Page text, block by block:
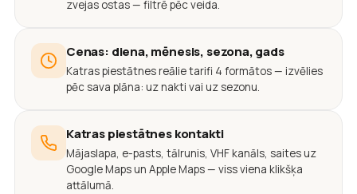
zvejas ostas — filtrē pēc veida.
Cenas: diena, mēnesis, sezona, gads
Katras piestātnes reālie tarifi 4 formātos — izvēlies
pēc sava plāna: uz nakti vai uz sezonu.
Katras piestātnes kontakti
Mājaslapa, e-pasts, tālrunis, VHF kanāls, saites uz
Google Maps un Apple Maps — viss viena klikšķa
attālumā.